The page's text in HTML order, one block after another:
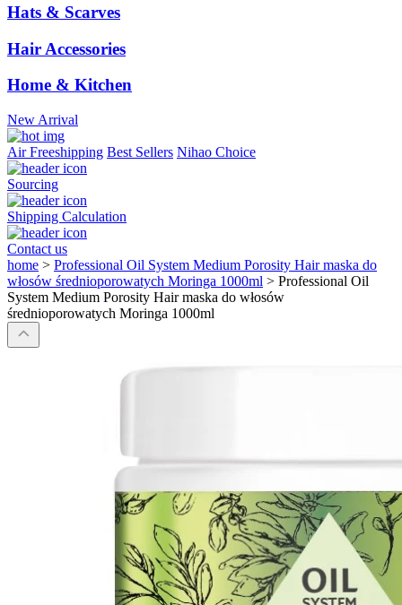
Hats & Scarves
Hair Accessories
Home & Kitchen
New Arrival
Air Freeshipping Best Sellers Nihao Choice
Sourcing
Shipping Calculation
Contact us
home > Professional Oil System Medium Porosity Hair maska do
włosów średnioporowatych Moringa 1000ml > Professional Oil
System Medium Porosity Hair maska do włosów
średnioporowatych Moringa 1000ml